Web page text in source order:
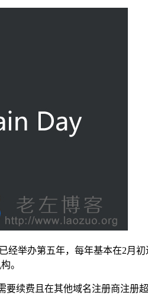
经举办第五年，每年基本在2月
。
要续费且在其他域名注册商注